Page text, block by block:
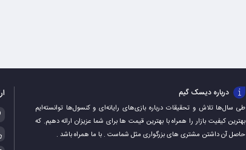
درباره دیسک گیم
طی سال‌ها تلاش و تحقیقات درباره بازی‌های رایانه‌ای و کنسول‌ها توانسته‌ایم
بهترین کیفیت بازار را همراه با بهترین قیمت ها برای شما عزیزان ارائه دهیم. که
حاصل آن داشتن مشتری های بزرگواری مثل شماست . با ما همراه باشد .